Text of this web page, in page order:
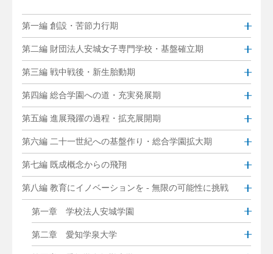
第一編 創設・苦節力行期
第二編 財団法人安城女子専門学校・基盤確立期
第三編 戦中戦後・新生胎動期
第四編 総合学園への道・充実発展期
第五編 進展飛躍の過程・拡充展開期
第六編 二十一世紀への基盤作り・総合学園拡大期
第七編 既成概念からの飛翔
第八編 教育にイノベーションを - 無限の可能性に挑戦
第一章 学校法人安城学園
第二章 愛知学泉大学